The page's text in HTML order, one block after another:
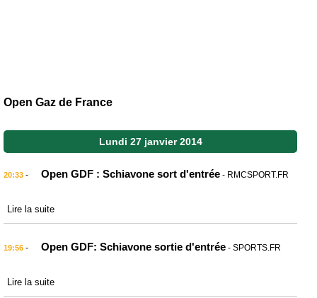
Open Gaz de France
Lundi 27 janvier 2014
20:33 - Open GDF : Schiavone sort d'entrée - RMCSPORT.FR
Lire la suite
19:56 - Open GDF: Schiavone sortie d'entrée - SPORTS.FR
Lire la suite